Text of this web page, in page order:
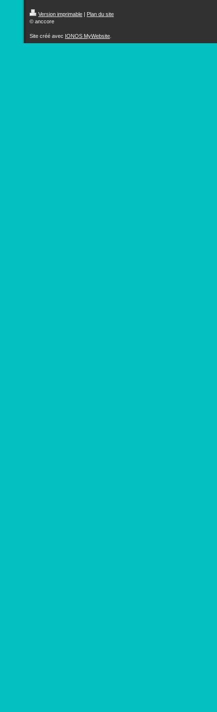
Version imprimable | Plan du site
© anccore
Site créé avec IONOS MyWebsite